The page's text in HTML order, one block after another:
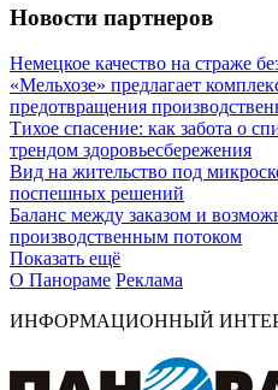
Новости партнеров
Немецкое качество на страже
«Мельхозе» предлагает
предотвращения
Тихое спасение: как забота о
трендом здоровьесбережения
Вид на жительство под
поспешных решений
Баланс между заказом и
производственным потоком
Показать ещё
О Панораме Реклама
ИНФОРМАЦИОННЫЙ